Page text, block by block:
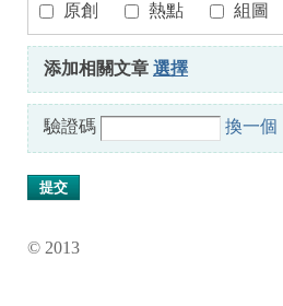
ru
原創
熱點 組圖
添加相關文章 選擇
驗證碼 換一個
提交
© 2013